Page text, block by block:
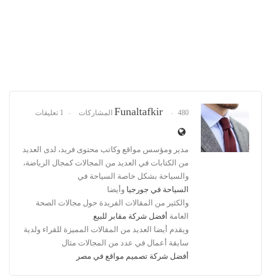
Funaltafkir 480 المشاركات 1 تعليقات
مدير ومؤسس مواقع وكاتب محتوى فريد، لدى العديد
من الكتابات في العديد من المجالات كمجال الرياضة،
والسياحة بشكل خاصة السياحة في
السياحة في جورجيا وأيضا
والكثير من المقالات الفريدة حول مجالات الصحة
العامة أفضل شركة مقابر للبيع
ويقدم أيضا العديد من المقالات المميزة للقراء ولدية
سابقة أعمال في عدد من المجالات مثال
أفضل شركة تصميم مواقع في مصر